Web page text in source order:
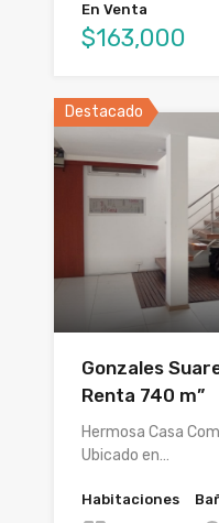
En Venta
$163,000
Destacado
Gonzales
Renta 740 m”
Hermosa Casa
Ubicado en…
Habitaciones